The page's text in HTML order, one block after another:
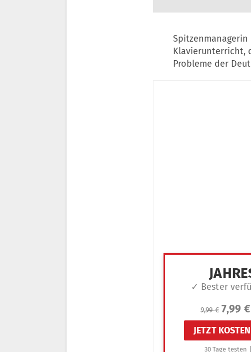
Spitzenmanagerin
Klavierunterricht,
Probleme der